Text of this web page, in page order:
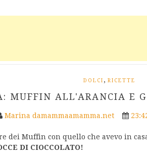
DOLCI , RICETTE
MUFFIN ALL'ARANCIA E
Marina damammaamamma.net
dei Muffin con quello che avevo in
DI CIOCCOLATO!